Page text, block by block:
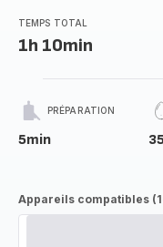
TEMPS TOTAL
1h 10min
PRÉPARATION
5min
Appareils compatibles